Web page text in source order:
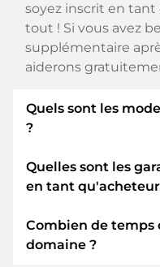
soyez inscrit en
tout ! Si vous avez
supplémentaire
aiderons
Quels sont les
?
Nous utilisons
et utilisons STRIPE
paiement
PayPal, Klarna,
Quelles sont les
en tant
En tant qu'acheteur,
toujours les
Combien de temps
domaine ?